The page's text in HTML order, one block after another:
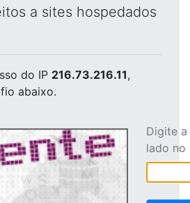
a sites hospedados
do IP 216.73.216.11,
abaixo.
Digite
lado no